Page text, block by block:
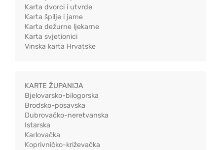
Karta dvorci i utvrde
Karta špilje i jame
Karta dežurne ljekarne
Karta svjetionici
Vinska karta Hrvatske
KARTE ŽUPANIJA
Bjelovarsko-bilogorska
Brodsko-posavska
Dubrovačko-neretvanska
Istarska
Karlovačka
Koprivničko-križevačka